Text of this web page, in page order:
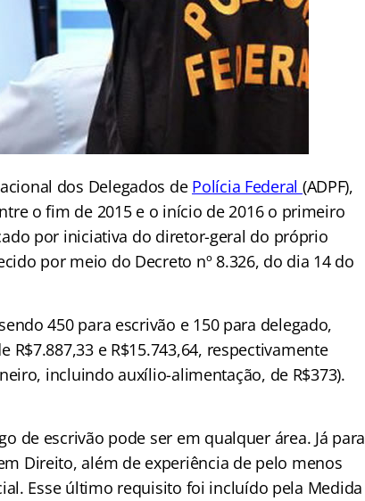
dos Delegados de Polícia Federal (ADPF),
o fim de 2015 e o início de 2016 o primeiro
por iniciativa do diretor-geral do próprio
por meio do Decreto nº 8.326, do dia 14 do
450 para escrivão e 150 para delegado,
e R$15.743,64, respectivamente
incluindo auxílio-alimentação, de R$373).
de escrivão pode ser em qualquer área. Já para
Direito, além de experiência de pelo menos
Esse último requisito foi incluído pela Medida